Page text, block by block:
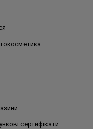
сертифікати